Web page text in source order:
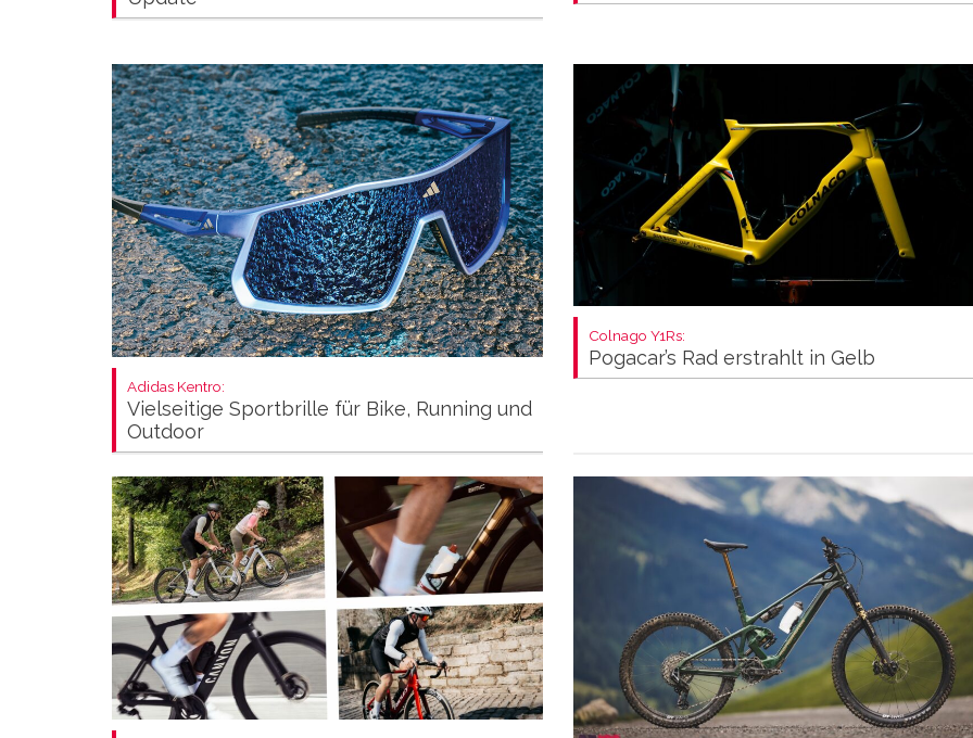
Adidas Kentro:
Vielseitige Sportbrille für Bike, Running und
Outdoor
Colnago Y1Rs:
Pogacar’s Rad erstrahlt in Gelb